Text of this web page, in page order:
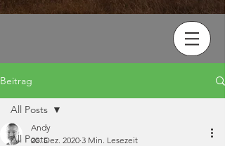
Beitrag
All Posts
All Posts
Andy
20. Dez. 2020 3 Min. Lesezeit